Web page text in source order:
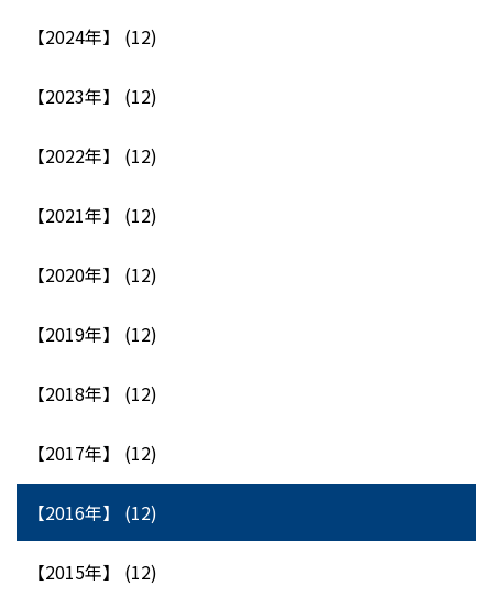
【2024年】 (12)
【2023年】 (12)
【2022年】 (12)
【2021年】 (12)
【2020年】 (12)
【2019年】 (12)
【2018年】 (12)
【2017年】 (12)
【2016年】 (12)
【2015年】 (12)